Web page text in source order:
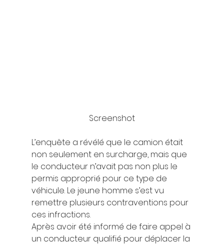
Screenshot
L’enquête a révélé que le camion était
non seulement en surcharge, mais que
le conducteur n’avait pas non plus le
permis approprié pour ce type de
véhicule. Le jeune homme s’est vu
remettre plusieurs contraventions pour
ces infractions.
Après avoir été informé de faire appel à
un conducteur qualifié pour déplacer la